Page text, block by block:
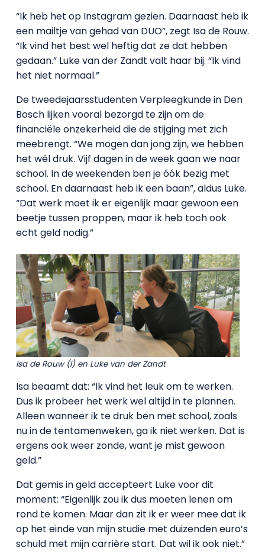
“Ik heb het op Instagram gezien. Daarnaast heb ik
een mailtje van gehad van DUO”, zegt Isa de Rouw.
“Ik vind het best wel heftig dat ze dat hebben
gedaan.” Luke van der Zandt valt haar bij. “Ik vind
het niet normaal.”
De tweedejaarsstudenten Verpleegkunde in Den
Bosch lijken vooral bezorgd te zijn om de
financiële onzekerheid die de stijging met zich
meebrengt. “We mogen dan jong zijn, we hebben
het wél druk. Vijf dagen in de week gaan we naar
school. In de weekenden ben je óók bezig met
school. En daarnaast heb ik een baan”, aldus Luke.
“Dat werk moet ik er eigenlijk maar gewoon een
beetje tussen proppen, maar ik heb toch ook
echt geld nodig.”
Isa de Rouw (l) en Luke van der Zandt
Isa beaamt dat: “Ik vind het leuk om te werken.
Dus ik probeer het werk wel altijd in te plannen.
Alleen wanneer ik te druk ben met school, zoals
nu in de tentamenweken, ga ik niet werken. Dat is
ergens ook weer zonde, want je mist gewoon
geld.”
Dat gemis in geld accepteert Luke voor dit
moment: “Eigenlijk zou ik dus moeten lenen om
rond te komen. Maar dan zit ik er weer mee dat ik
op het einde van mijn studie met duizenden euro’s
schuld met mijn carrière start. Dat wil ik ook niet.”